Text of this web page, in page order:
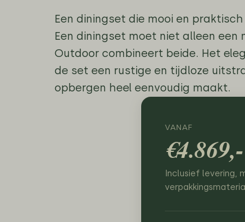
Een diningset die mooi en praktisch
Een diningset moet niet alleen een
Outdoor combineert beide. Het
de set een rustige en tijdloze
opbergen heel eenvoudig maakt.
VANAF
€4.869,-
Inclusief levering,